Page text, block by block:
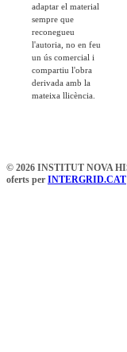
adaptar el material
sempre que
reconegueu
l'autoria, no en feu
un ús comercial i
compartiu l'obra
derivada amb la
mateixa llicència.
© 2026 INSTITUT NOVA
oferts per INTERGRID.CAT